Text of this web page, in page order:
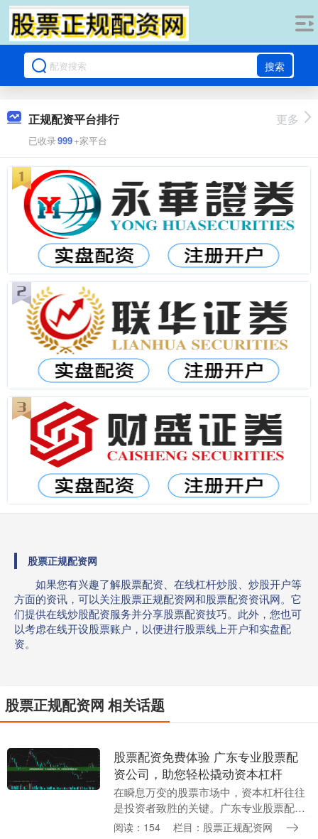
搜索
正规配资平台排行
已收录999+家平台
更多
股票正规配资网
如果您有兴趣了解股票配资、在线杠杆炒股、炒股开户等
方面的资讯，可以关注股票正规配资网和股票配资资讯网。它
们提供在线炒股配资服务并分享股票配资技巧。此外，您也可
以考虑在线开设股票账户，以便进行股票线上开户和实盘配
资。
股票正规配资网 相关话题
股票配资免费体验 广东专业股票配
资公司，助您轻松撬动资本杠杆
在瞬息万变的股票市场中，资本杠杆往往
是投资者致胜的关键。广东专业股票配资
公司应运而生，为投资者提供安全、高效
阅读：154 栏目：股票正规配资网